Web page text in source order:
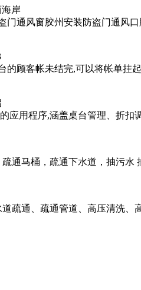
岸
通风窗胶州安装防盗门通风
顾客帐未结完,可以将帐单
用程序,涵盖桌台管理、折
通马桶，疏通下水道，抽污
通、疏通管道、高压清洗、